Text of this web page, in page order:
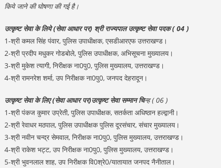
किये जाने की घोषणा की गई है।
उत्कृष्ट सेवा के लिये (सेवा आधार पर) श्री राज्यपाल उत्कृष्ट सेवा पदक ( 04 )
1-श्री कमल सिंह पंवार, पुलिस उपाधीक्षक, एसडीआरएफ उत्तराखण्ड।
2-श्री प्रदीप मधुकर गोडबोले, पुलिस उपाधीक्षक, अभिसूचना मुख्यालय।
3-श्री मुकेश त्यागी, निरीक्षक ना0पु0, पुलिस मुख्यालय, उत्तराखण्ड।
4-श्री रामनरेश शर्मा, उप निरीक्षक ना0पु0, जनपद देहरादून।
उत्कृष्ट सेवा के लिए (सेवा आधार पर)उत्कृष्ट सेवा सम्मान चिन्ह ( 06 )
1-श्री पंकज कुमार उप्रेती, पुलिस उपाधीक्षक, सतर्कता अधिष्ठान हल्द्वानी।
2-श्री रेवाधर मठपाल, पुलिस उपाधीक्षक पुलिस दूरसंचार, संचार मुख्यालय।
3-श्री नवीन चन्द्र सेमवाल, निरीक्षक ना0पु0, पुलिस मुख्यालय, उत्तराखण्ड।
4-श्री राकेश भट्ट, उप निरीक्षक ना0पु0, पुलिस मुख्यालय, उत्तराखण्ड।
5-श्री भुवनलाल शाह, उप निरीक्षक वि0श्रे0/यातायात जनपद नैनीताल।